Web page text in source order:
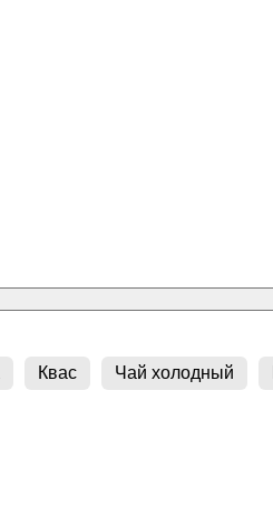
Квас Чай холодный